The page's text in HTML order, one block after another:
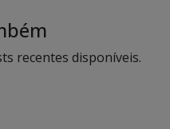
recentes disponíveis.